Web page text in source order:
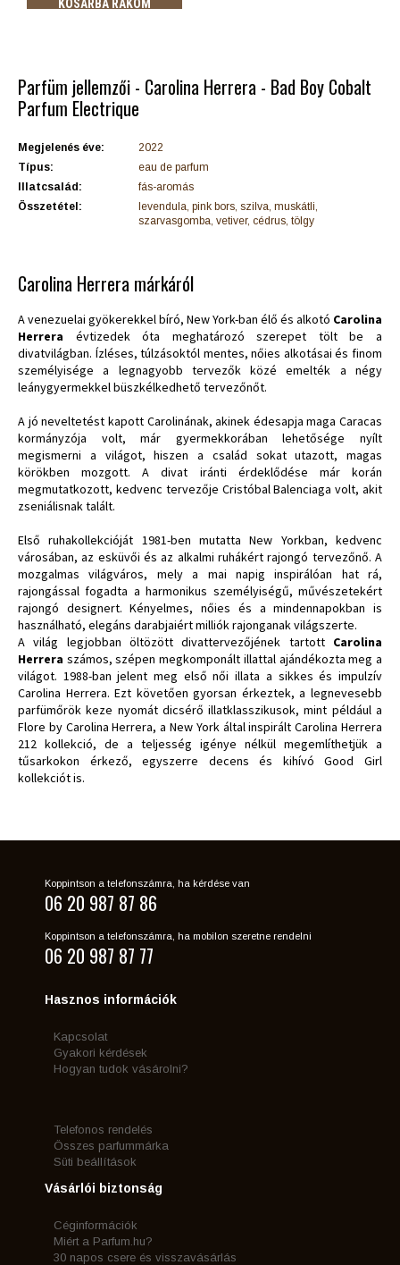
KOSÁRBA RAKOM
Parfüm jellemzői - Carolina Herrera - Bad Boy Cobalt
Parfum Electrique
Megjelenés éve:
2022
Típus:
eau de parfum
Illatcsalád:
fás-aromás
Összetétel:
levendula, pink bors, szilva, muskátli,
szarvasgomba, vetiver, cédrus, tölgy
Carolina Herrera márkáról
A venezuelai gyökerekkel bíró, New York-ban élő és alkotó Carolina
Herrera évtizedek óta meghatározó szerepet tölt be a
divatvilágban. Ízléses, túlzásoktól mentes, nőies alkotásai és finom
személyisége a legnagyobb tervezők közé emelték a négy
leánygyermekkel büszkélkedhető tervezőnőt.
A jó neveltetést kapott Carolinának, akinek édesapja maga Caracas
kormányzója volt, már gyermekkorában lehetősége nyílt
megismerni a világot, hiszen a család sokat utazott, magas
körökben mozgott. A divat iránti érdeklődése már korán
megmutatkozott, kedvenc tervezője Cristóbal Balenciaga volt, akit
zseniálisnak talált.
Első ruhakollekcióját 1981-ben mutatta New Yorkban, kedvenc
városában, az esküvői és az alkalmi ruhákért rajongó tervezőnő. A
mozgalmas világváros, mely a mai napig inspirálóan hat rá,
rajongással fogadta a harmonikus személyiségű, művészetekért
rajongó designert. Kényelmes, nőies és a mindennapokban is
használható, elegáns darabjaiért milliók rajonganak világszerte.
A világ legjobban öltözött divattervezőjének tartott Carolina
Herrera számos, szépen megkomponált illattal ajándékozta meg a
világot. 1988-ban jelent meg első női illata a sikkes és impulzív
Carolina Herrera. Ezt követően gyorsan érkeztek, a legnevesebb
parfümőrök keze nyomát dicsérő illatklasszikusok, mint például a
Flore by Carolina Herrera, a New York által inspirált Carolina Herrera
212 kollekció, de a teljesség igénye nélkül megemlíthetjük a
tűsarkokon érkező, egyszerre decens és kihívó Good Girl
kollekciót is.
Koppintson a telefonszámra, ha kérdése van
06 20 987 87 86
Koppintson a telefonszámra, ha mobilon szeretne rendelni
06 20 987 87 77
Hasznos információk
Kapcsolat
Gyakori kérdések
Hogyan tudok vásárolni?
Telefonos rendelés
Összes parfummárka
Süti beállítások
Vásárlói biztonság
Céginformációk
Miért a Parfum.hu?
30 napos csere és visszavásárlás